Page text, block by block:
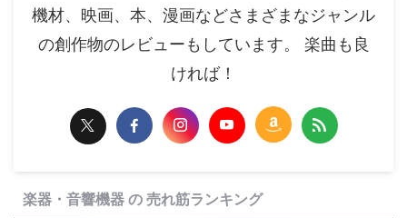
機材、映画、本、漫画などさまざまなジャンル
の創作物のレビューもしています。 楽曲も良
ければ！
楽器・音響機器 の 売れ筋ランキング